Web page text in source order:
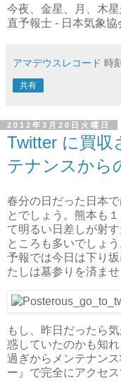
今夜、金星、月、木
直予報士 - 日本気象協
アマデウスレコード 時
共有
2012年3月20日火曜日
Twitter に買
テナンスから
春分の日だった日本
とでしょう。熊本も
て明るい日差しが射
ところも多いでしょ
予報では今日は下り
たしは墓参りを済ませ
もし、昨日だったら
惑していたのかも知
過ぎからメンテナン
ー』で完全にアクセ